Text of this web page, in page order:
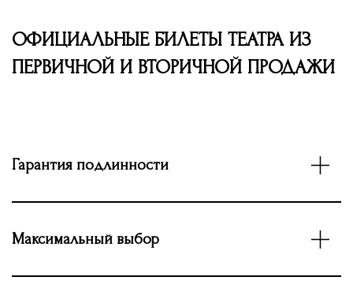
ОФИЦИАЛЬНЫЕ БИЛЕТЫ ТЕАТРА ИЗ
ПЕРВИЧНОЙ И ВТОРИЧНОЙ ПРОДАЖИ
Гарантия подлинности
Максимальный выбор